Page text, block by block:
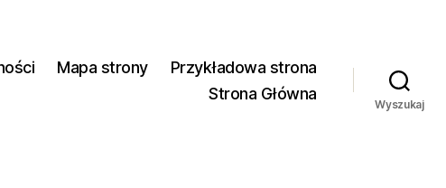
Mapa strony
Przykładowa strona
Strona Główna
Wyszukaj